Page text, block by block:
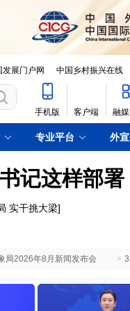
发展门户网 中国乡村振兴在线
手机版 客户端 融
专业平台 外
记这样部署
实干挑大梁]
局2026年8月新闻发布会